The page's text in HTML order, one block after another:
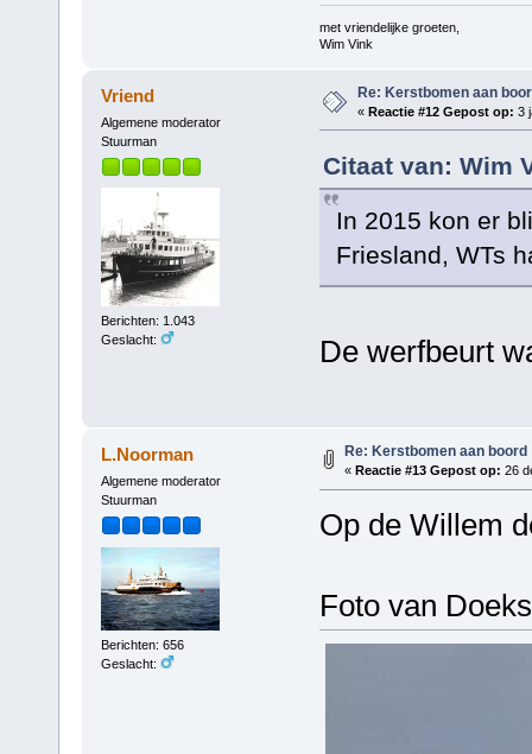
met vriendelijke groeten,
Wim Vink
Vriend
Algemene moderator
Stuurman
Berichten: 1.043
Geslacht:
Re: Kerstbomen aan
« Reactie #12 Gepost op: 3
Citaat van: Wim
In 2015 kon er
Friesland, WTs
De werfbeurt
L.Noorman
Algemene moderator
Stuurman
Berichten: 656
Geslacht:
Re: Kerstbomen aan boord
« Reactie #13 Gepost op: 26
Op de Willem
Foto van